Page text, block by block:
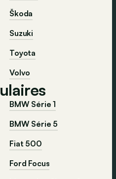
Škoda
Suzuki
Toyota
Volvo
BMW Série 1
BMW Série 5
Fiat 500
Ford Focus